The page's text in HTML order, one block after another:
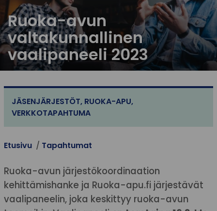
Ruoka-avun
valtakunnallinen
vaalipaneeli 2023
JÄSENJÄRJESTÖT, RUOKA-APU,
VERKKOTAPAHTUMA
Etusivu Tapahtumat
Ruoka-avun järjestökoordinaation
kehittämishanke ja Ruoka-apu.fi järjestävät
vaalipaneelin, joka keskittyy ruoka-avun